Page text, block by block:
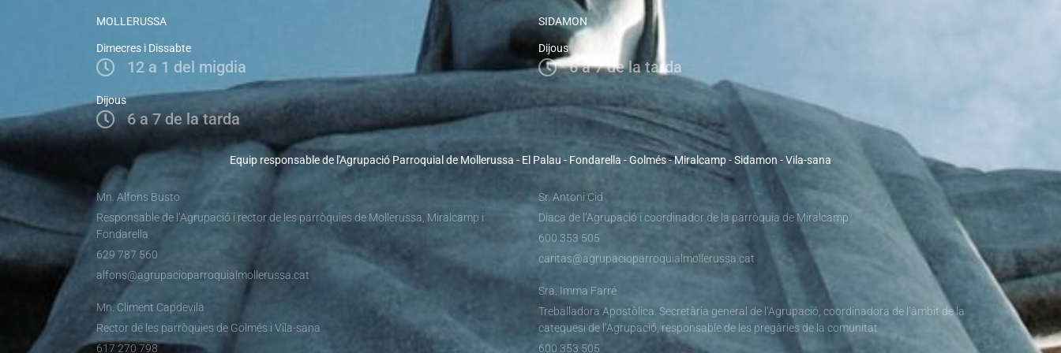
MOLLERUSSA
Dimecres i Dissabte
12 a 1 del migdia
Dijous
6 a 7 de la tarda
SIDAMON
Dijous
6 a 7 de la tarda
Equip responsable de l'Agrupació Parroquial de Mollerussa - El Palau - Fondarella - Golmés - Miralcamp - Sidamon - Vila-sana
Mn. Alfons Busto
Responsable de l’Agrupació i rector de les parròquies de Mollerussa, Miralcamp i
Fondarella
629 787 560
alfons@agrupacioparroquialmollerussa.cat
Mn. Climent Capdevila
Rector de les parròquies de Golmés i Vila-sana
617 270 798
Sr. Antoni Cid
Diaca de l’Agrupació i coordinador de la parròquia de Miralcamp
600 353 505
caritas@agrupacioparroquialmollerussa.cat
Sra. Imma Farré
Treballadora Apostòlica. Secretària general de l’Agrupació, coordinadora de l’àmbit de la
catequesi de l’Agrupació, responsable de les pregàries de la comunitat
600 353 505